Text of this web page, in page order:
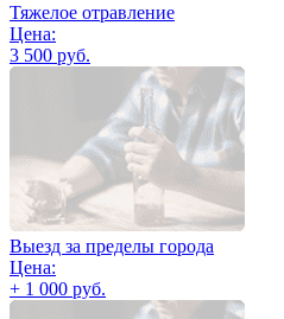
Тяжелое отравление
Цена:
3 500 руб.
Выезд за пределы города
Цена:
+ 1 000 руб.